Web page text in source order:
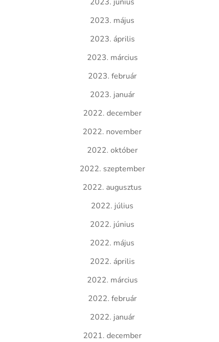
2023. május
2023. április
2023. március
2023. február
2023. január
2022. december
2022. november
2022. október
2022. szeptember
2022. augusztus
2022. július
2022. június
2022. május
2022. április
2022. március
2022. február
2022. január
2021. december